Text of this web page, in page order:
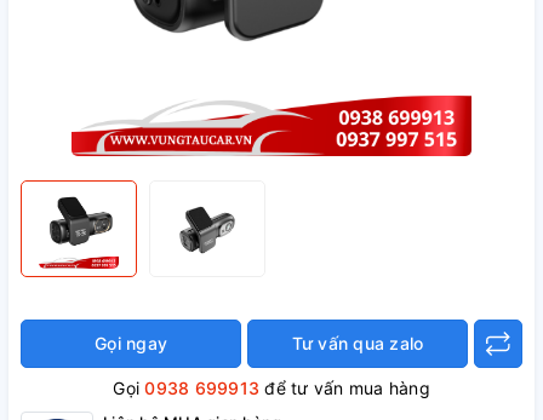
Gọi ngay Tư vấn qua zalo
Gọi0938 699913 để tư vấn mua hàng